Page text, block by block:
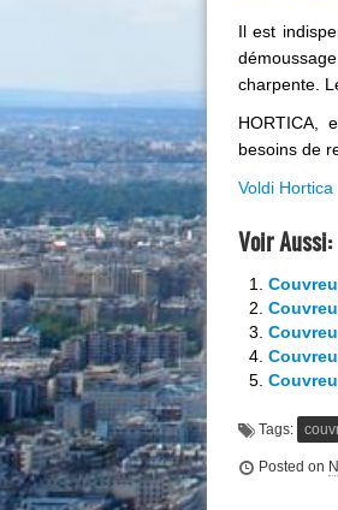
Il est
charpente.
HORTICA,
besoins de
Voldi Hortica
Voir Aussi:
Tags:
Posted on